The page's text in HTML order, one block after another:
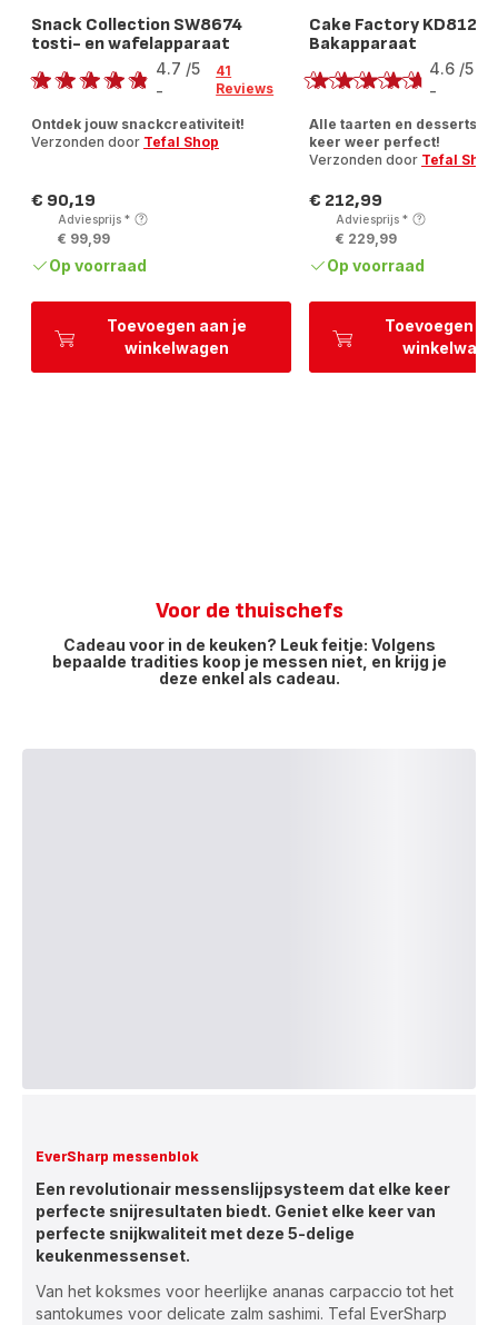
Toevoegen aan je
winkelwagen
Snack Collection SW8674
tosti- en wafelapparaat
Score
4.7 /5
-
41
Reviews
Ontdek jouw snackcreativiteit!
Verzonden door Tefal Shop
Prijs
€ 90,19
Adviesprijs*
€ 99,99
Op voorraad
Toevoegen
Cake Factory KD8121
Bakapparaat
Score
4.6 /5
-
Alle taarten en desserts
keer weer perfect!
Verzonden door Tefal Shop
Prijs
€ 212,99
Adviesprijs*
€ 229,99
Op voorraad
Voor de thuischefs
Cadeau voor in de keuken? Leuk feitje: Volgens
bepaalde tradities koop je messen niet, en krijg je
deze enkel als cadeau.
EverSharp messenblok
Een revolutionair messenslijpsysteem dat elke keer
perfecte snijresultaten biedt. Geniet elke keer van
perfecte snijkwaliteit met deze 5-delige
keukenmessenset.
Van het koksmes voor heerlijke ananas carpaccio tot het
santokumes voor delicate zalm sashimi. Tefal EverSharp